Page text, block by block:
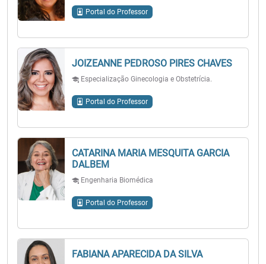
Portal do Professor
JOIZEANNE PEDROSO PIRES CHAVES
Especialização Ginecologia e Obstetrícia.
Portal do Professor
CATARINA MARIA MESQUITA GARCIA
DALBEM
Engenharia Biomédica
Portal do Professor
FABIANA APARECIDA DA SILVA